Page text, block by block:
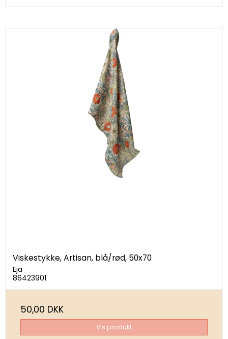
Viskestykke, Artisan, blå/rød, 50x70
Eja
86423901
50,00 DKK
Vis produkt